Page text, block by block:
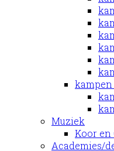
kampen
Muziek
Koor en
Academies/